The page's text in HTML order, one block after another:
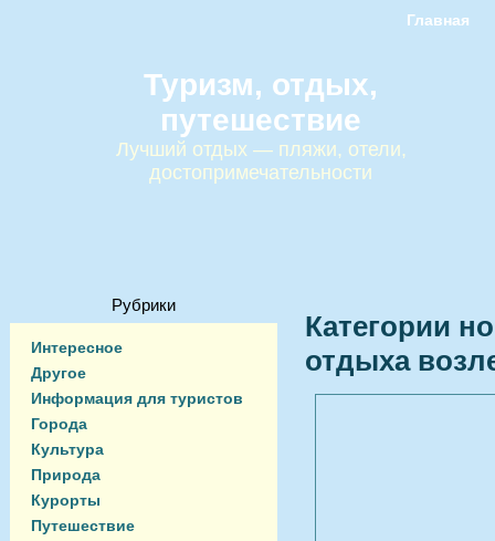
Главная
Туризм, отдых,
путешествие
Лучший отдых — пляжи, отели,
достопримечательности
Рубрики
Интересное
Другое
Информация для туристов
Города
Культура
Природа
Курорты
Путешествие
Категории
отдыха